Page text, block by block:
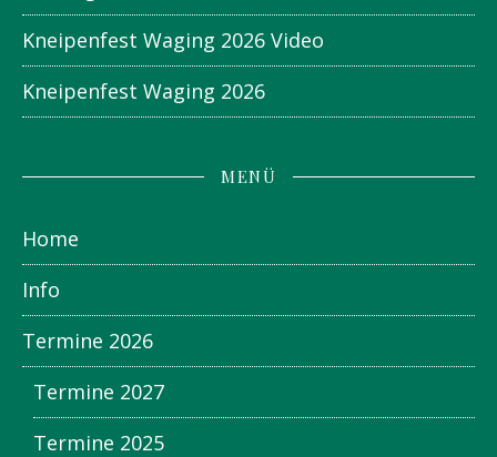
Kneipenfest Waging 2026 Video
Kneipenfest Waging 2026
MENÜ
Home
Info
Termine 2026
Termine 2027
Termine 2025